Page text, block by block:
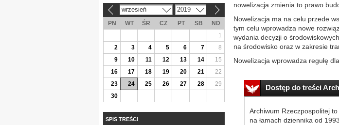
nowelizacja zmienia to prawo
Nowelizacja ma na celu przede
tym celu wprowadza nowe
wydania decyzji o
na środowisko oraz w zakresie
Nowelizacja wprowadza regułę
Dostęp do treści
Archiwum Rzeczpospolitej
na łamach dziennika od
wrzesień 2019
PN WT ŚR CZ PT SB
ND
1
2
3 4 5 6 7
8
9
10 11 12 13 14
15
16
17 18 19 20 21
22
23
24 25 26 27 28
29
30
SPIS TREŚCI